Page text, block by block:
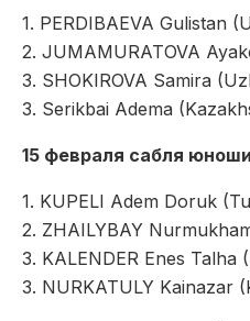
1. PERDIBAEVA Gulistan
2. JUMAMURATOVA
3. SHOKIROVA Samira
3. Serikbai Adema
15 февраля сабля
1. KUPELI Adem Doruk
2. ZHAILYBAY
3. KALENDER Enes Talha
3. NURKATULY Kainazar